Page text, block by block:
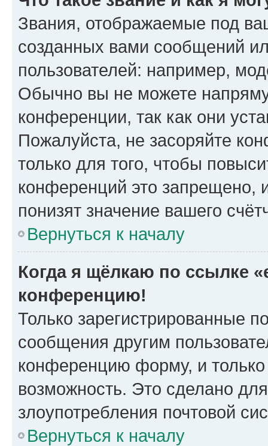
Звания, отображаемые под
созданных вами сообщений
пользователей: например,
Обычно вы не можете
конференции, так как они
Пожалуйста, не засоряйте
только для того, чтобы
конференций это запрещено,
понизят значение вашего
Вернуться к началу
Когда я щёлкаю по ссылке
конференцию!
Только зарегистрированные
сообщения другим
конференцию форму, и
возможность. Это сделано
злоупотребления почтовой
Вернуться к началу